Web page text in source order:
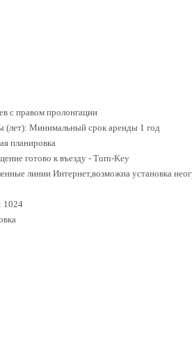
с правом пролонгации
Минимальный срок аренды 1 год
планировка
готово к въезду - Turn-Key
линии Интернет,возможна установка
1024